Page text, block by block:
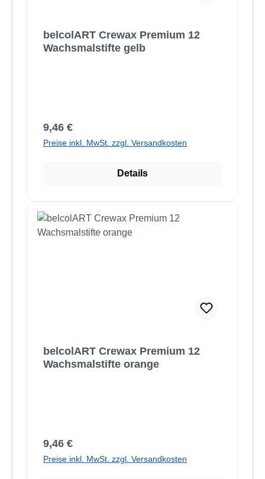
belcolART Crewax Premium 12
Wachsmalstifte gelb
Regulärer Preis:
9,46 €
Preise inkl. MwSt. zzgl. Versandkosten
Details
belcolART Crewax Premium 12
Wachsmalstifte orange
Regulärer Preis:
9,46 €
Preise inkl. MwSt. zzgl. Versandkosten